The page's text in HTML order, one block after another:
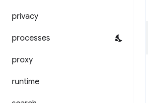
privacy
processes
proxy
runtime